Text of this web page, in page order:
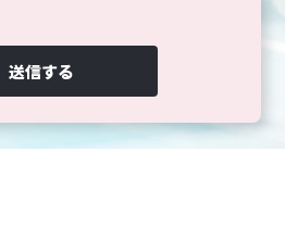
送信する